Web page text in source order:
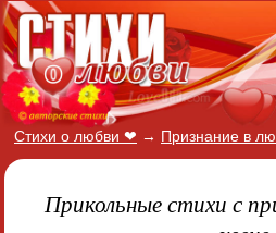
Стихи о любви ❤ → Признание в
Прикольные стихи с